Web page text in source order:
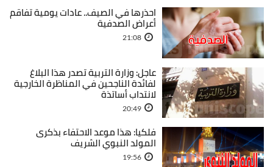
احذرها في الصيف.. عادات يومية تفاقم
أعراض الصدفية
21:08
عاجل: وزارة التربية تصدر هذا البلاغ
لفائدة الناجحين في المناظرة الخارجية
لانتداب أساتذة
20:49
فلكيا: هذا موعد الاحتفاء بذكرى
المولد النبوي الشريف
19:56